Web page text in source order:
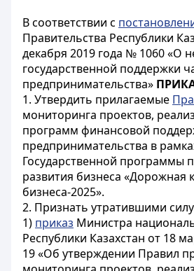
В соответствии с
Правительства Республики
декабря 2019 года № 1060 «О
государственной поддержки
предпринимательства»
1. Утвердить прилагаемые
мониторинга проектов,
программ финансовой
предпринимательства в
Государственной программы
развития бизнеса «Дорожная
бизнеса-2025».
2. Признать утратившими
1) приказ Министра
Республики Казахстан от 18
19 «Об утверждении Правил